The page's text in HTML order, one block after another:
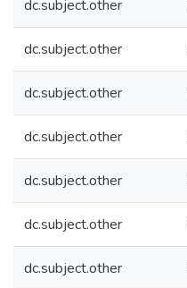
dc.subject.other
dc.subject.other
dc.subject.other
dc.subject.other
dc.subject.other
dc.subject.other
dc.subject.other